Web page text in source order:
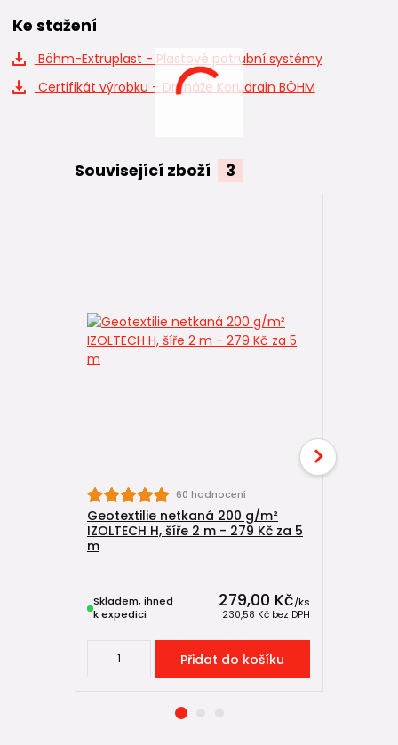
Ke stažení
Böhm-Extruplast - Plastové potrubní systémy
Certifikát výrobku - Drenáže Korudrain BÖHM
Související zboží 3
60 hodnocení
Geotextilie netkaná 200 g/m²
IZOLTECH H, šíře 2 m - 279 Kč za 5
m
279,00 Kč/ks
230,58 Kč bez DPH
Skladem, ihned
k expedici
Přidat do košíku